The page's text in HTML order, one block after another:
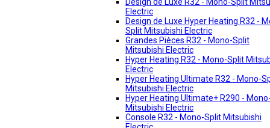
Electric
Design de Luxe Hyper Heating R32 -
Split Mitsubishi Electric
Grandes Pièces R32 - Mono-Split
Mitsubishi Electric
Hyper Heating R32 - Mono-Split
Electric
Hyper Heating Ultimate R32 - Mono-
Mitsubishi Electric
Hyper Heating Ultimate+ R290 -
Mitsubishi Electric
Console R32 - Mono-Split Mitsubishi